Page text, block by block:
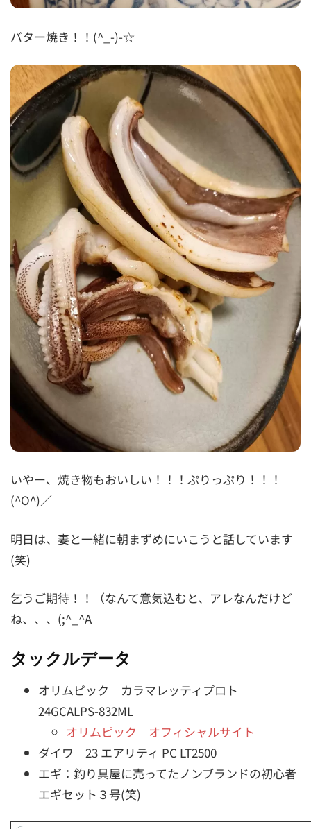
バター焼き！！(^_-)-☆
いやー、焼き物もおいしい！！！ぷりっぷり！！！
(^O^)／
明日は、妻と一緒に朝まずめにいこうと話しています
(笑)
乞うご期待！！（なんて意気込むと、アレなんだけど
ね、、、(;^_^A
タックルデータ
オリムピック カラマレッティプロト
24GCALPS-832ML
オリムピック オフィシャルサイト
ダイワ 23 エアリティ PC LT2500
エギ：釣り具屋に売ってたノンブランドの初心者
エギセット３号(笑)